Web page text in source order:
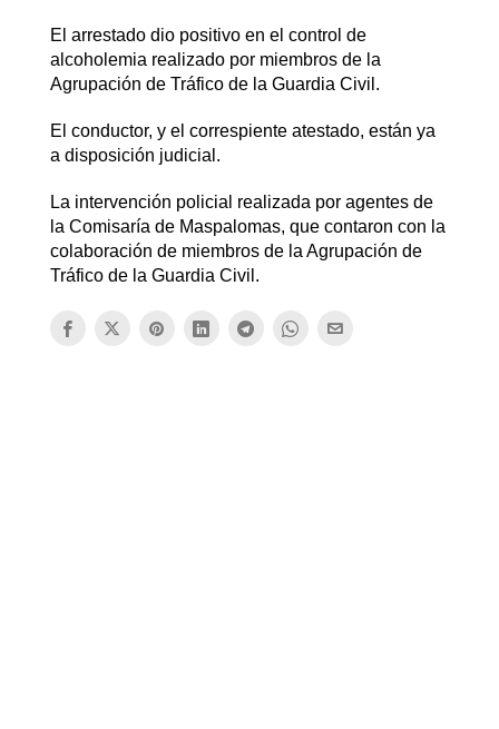
El arrestado dio positivo en el control de
alcoholemia realizado por miembros de la
Agrupación de Tráfico de la Guardia Civil.
El conductor, y el correspiente atestado, están ya
a disposición judicial.
La intervención policial realizada por agentes de
la Comisaría de Maspalomas, que contaron con la
colaboración de miembros de la Agrupación de
Tráfico de la Guardia Civil.